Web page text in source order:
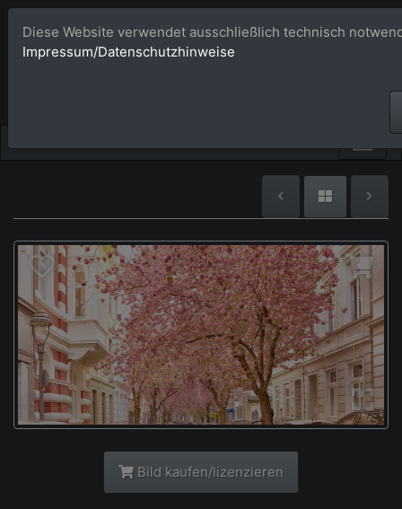
Bildagentur
Bild kaufen/lizenzieren
Diese Website verwendet ausschließlich technisch
Impressum/Datenschutzhinweise